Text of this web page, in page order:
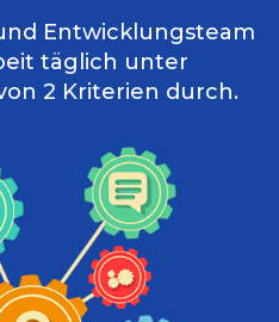
Entwicklungsteam
täglich unter
2 Kriterien durch.